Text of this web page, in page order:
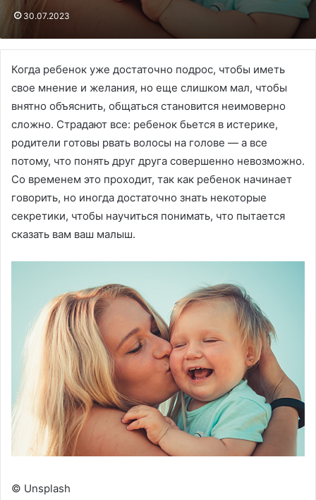
30.07.2023
Когда ребенок уже достаточно подрос, чтобы иметь
свое мнение и желания, но еще слишком мал, чтобы
внятно объяснить, общаться становится неимоверно
сложно. Страдают все: ребенок бьется в истерике,
родители готовы рвать волосы на голове — а все
потому, что понять друг друга совершенно невозможно.
Со временем это проходит, так как ребенок начинает
говорить, но иногда достаточно знать некоторые
секретики, чтобы научиться понимать, что пытается
сказать вам ваш малыш.
© Unsplash